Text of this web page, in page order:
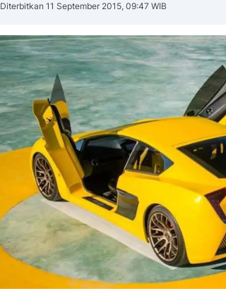
Diterbitkan 11 September 2015, 09:47 WIB